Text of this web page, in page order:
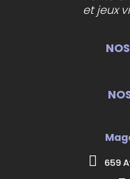
et jeux
659